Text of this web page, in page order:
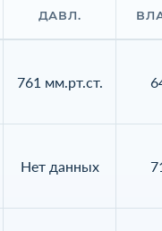
ДАВЛ.
761 мм.рт.ст.
Нет данных